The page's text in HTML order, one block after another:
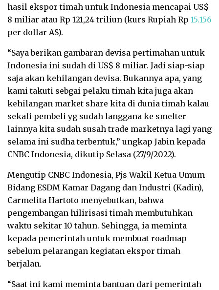
hasil ekspor timah untuk Indonesia mencapai US$
8 miliar atau Rp 121,24 triliun (kurs Rupiah Rp 15.156
per dollar AS).
“Saya berikan gambaran devisa pertimahan untuk
Indonesia ini sudah di US$ 8 miliar. Jadi siap-siap
saja akan kehilangan devisa. Bukannya apa, yang
kami takuti sebgai pelaku timah kita juga akan
kehilangan market share kita di dunia timah kalau
sekali pembeli yg sudah langgana ke smelter
lainnya kita sudah susah trade marketnya lagi yang
selama ini sudha terbentuk,” ungkap Jabin kepada
CNBC Indonesia, dikutip Selasa (27/9/2022).
Mengutip CNBC Indonesia, Pjs Wakil Ketua Umum
Bidang ESDM Kamar Dagang dan Industri (Kadin),
Carmelita Hartoto menyebutkan, bahwa
pengembangan hilirisasi timah membutuhkan
waktu sekitar 10 tahun. Sehingga, ia meminta
kepada pemerintah untuk membuat roadmap
sebelum pelarangan kegiatan ekspor timah
berjalan.
“Saat ini kami meminta bantuan dari pemerintah